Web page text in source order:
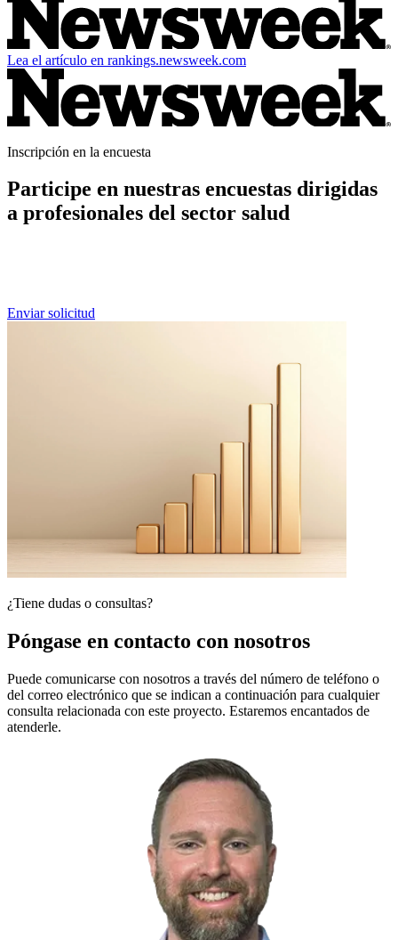
Lea el artículo en rankings.newsweek.com
Inscripción en la encuesta
Participe en nuestras encuestas dirigidas
a profesionales del sector salud
Enviar solicitud
¿Tiene dudas o consultas?
Póngase en contacto con nosotros
Puede comunicarse con nosotros a través del número de teléfono o
del correo electrónico que se indican a continuación para cualquier
consulta relacionada con este proyecto. Estaremos encantados de
atenderle.